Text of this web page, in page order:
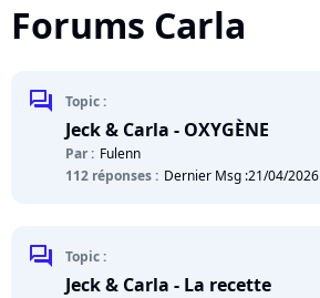
Forums Carla
chat Topic :
Jeck & Carla - OXYGÈNE
Par : Fulenn
112 réponses : Dernier Msg :21/04/2026
chat Topic :
Jeck & Carla - La recette